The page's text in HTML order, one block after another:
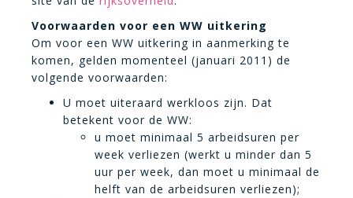
Voorwaarden voor een WW uitkering
Om voor een WW uitkering in aanmerking te
komen, gelden momenteel (januari 2011) de
volgende voorwaarden:
U moet uiteraard werkloos zijn. Dat
betekent voor de WW:
u moet minimaal 5 arbeidsuren per
week verliezen (werkt u minder dan 5
uur per week, dan moet u minimaal de
helft van de arbeidsuren verliezen);